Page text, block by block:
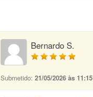
Bernardo S.
Submetido: 21/05/2026 às 11:15